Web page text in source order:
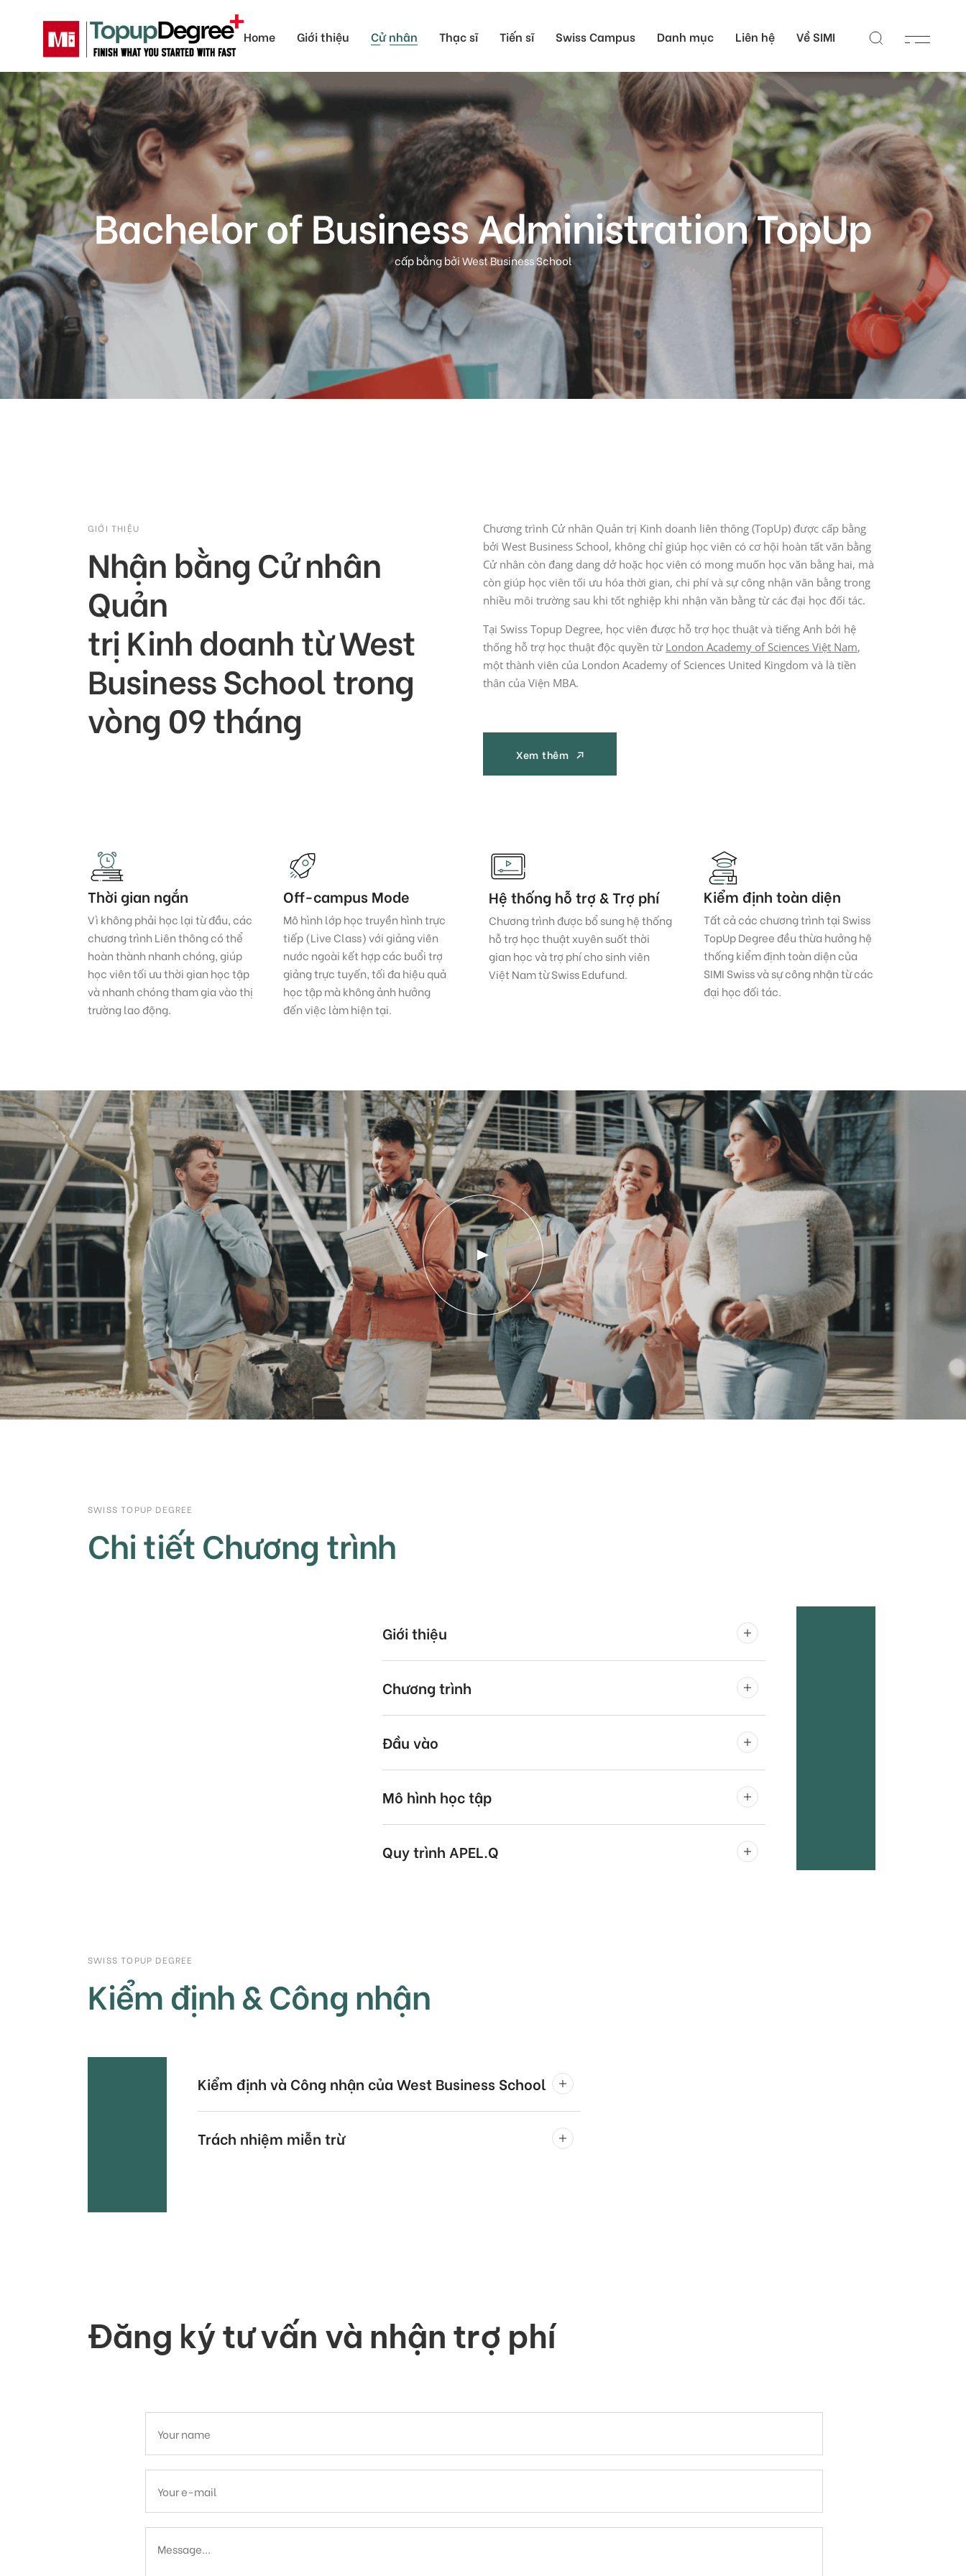
Home Giới thiệu Cử nhân Thạc sĩ Tiến sĩ Swiss Campus
Du học Thụy Sĩ Cử Nhân
Du học Thụy Sĩ Thạc Sĩ
Du học Thụy Sĩ Tiến Sĩ
Danh mục Liên hệ
Liên hệ
Các campus của SIMI
Đơn vị hỗ trợ học thuật
tại Việt Nam
Cổng hỗ trợ học thuật
toàn cầu
Về SIMI
Bachelor of Business Administration TopUp
cấp bằng bởi West Business School
GIỚI THIỆU
Nhận bằng Cử nhân
Quản
trị Kinh doanh từ West
Business School trong
vòng 09 tháng
Chương trình Cử nhân Quản trị Kinh doanh liên thông (TopUp) được cấp bằng
bởi West Business School, không chỉ giúp học viên có cơ hội hoàn tất văn bằng
Cử nhân còn đang dang dở hoặc học viên có mong muốn học văn bằng hai, mà
còn giúp học viên tối ưu hóa thời gian, chi phí và sự công nhận văn bằng trong
nhiều môi trường sau khi tốt nghiệp khi nhận văn bằng từ các đại học đối tác.
Tại Swiss Topup Degree, học viên được hỗ trợ học thuật và tiếng Anh bởi hệ
thống hỗ trợ học thuật độc quyền từ London Academy of Sciences Việt Nam,
một thành viên của London Academy of Sciences United Kingdom và là tiền
thân của Viện MBA.
Xem thêm
Thời gian ngắn
Vì không phải học lại từ đầu, các
chương trình Liên thông có thể
hoàn thành nhanh chóng, giúp
học viên tối ưu thời gian học tập
và nhanh chóng tham gia vào thị
trường lao động.
Off-campus Mode
Mô hình lớp học truyền hình trực
tiếp (Live Class) với giảng viên
nước ngoài kết hợp các buổi trợ
giảng trực tuyến, tối đa hiệu quả
học tập mà không ảnh hưởng
đến việc làm hiện tại.
Hệ thống hỗ trợ & Trợ phí
Chương trình được bổ sung hệ thống
hỗ trợ học thuật xuyên suốt thời
gian học và trợ phí cho sinh viên
Việt Nam từ Swiss Edufund.
Kiểm định toàn diện
Tất cả các chương trình tại Swiss
TopUp Degree đều thừa hưởng hệ
thống kiểm định toàn diện của
SIMI Swiss và sự công nhận từ các
đại học đối tác.
SWISS TOPUP DEGREE
Chi tiết Chương trình
Giới thiệu
Chương trình
Đầu vào
Mô hình học tập
Quy trình APEL.Q
SWISS TOPUP DEGREE
Kiểm định & Công nhận
Kiểm định và Công nhận của West Business School
Trách nhiệm miễn trừ
Đăng ký tư vấn và nhận trợ phí